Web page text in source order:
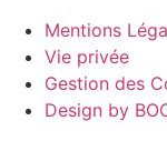
Mentions
Vie privée
Gestion des
Design by